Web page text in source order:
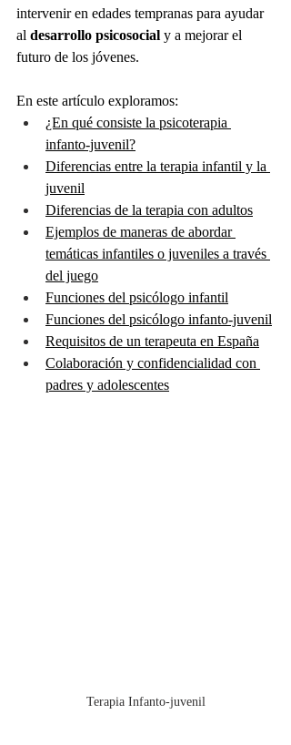
intervenir en edades tempranas para ayudar
al desarrollo psicosocial y a mejorar el
futuro de los jóvenes.
En este artículo exploramos:
¿En qué consiste la psicoterapia
infanto-juvenil?
Diferencias entre la terapia infantil y la
juvenil
Diferencias de la terapia con adultos
Ejemplos de maneras de abordar
temáticas infantiles o juveniles a través
del juego
Funciones del psicólogo infantil
Funciones del psicólogo infanto-juvenil
Requisitos de un terapeuta en España
Colaboración y confidencialidad con
padres y adolescentes
Terapia Infanto-juvenil